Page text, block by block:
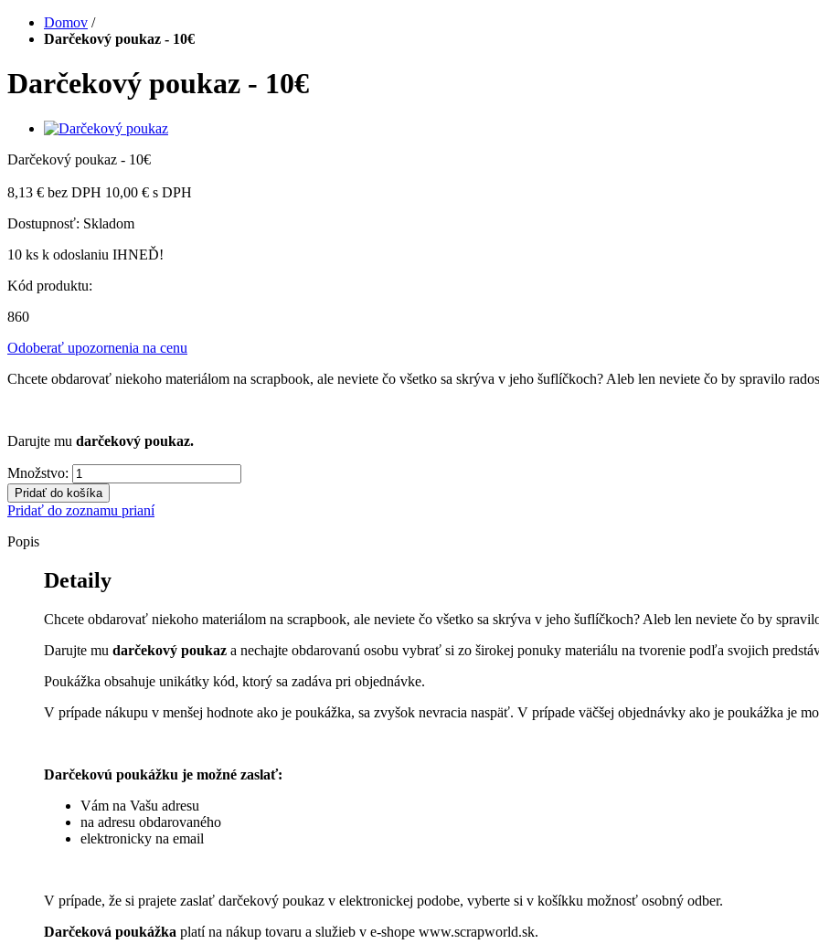
Domov /
Darčekový poukaz - 10€
Darčekový poukaz - 10€
Darčekový poukaz - 10€
8,13 € bez DPH 10,00 € s DPH
Dostupnosť: Skladom
10 ks k odoslaniu IHNEĎ!
Kód produktu:
860
Odoberať upozornenia na cenu
Chcete obdarovať niekoho materiálom na scrapbook, ale neviete čo všetko sa skrýva v jeho šuflíčkoch? Aleb len neviete čo by spravilo
Darujte mu darčekový poukaz.
Množstvo:
Pridať do košíka
Pridať do zoznamu prianí
Popis
Detaily
Chcete obdarovať niekoho materiálom na scrapbook, ale neviete čo všetko sa skrýva v jeho šuflíčkoch? Aleb len neviete čo by
Darujte mu darčekový poukaz a nechajte obdarovanú osobu vybrať si zo širokej ponuky materiálu na tvorenie podľa svojich
Poukážka obsahuje unikátky kód, ktorý sa zadáva pri objednávke.
V prípade nákupu v menšej hodnote ako je poukážka, sa zvyšok nevracia naspäť. V prípade väčšej objednávky ako je poukážka je
Darčekovú poukážku je možné zaslať:
Vám na Vašu adresu
na adresu obdarovaného
elektronicky na email
V prípade, že si prajete zaslať darčekový poukaz v elektronickej podobe, vyberte si v košíkku možnosť osobný odber.
Darčeková poukážka platí na nákup tovaru a služieb v e-shope www.scrapworld.sk.